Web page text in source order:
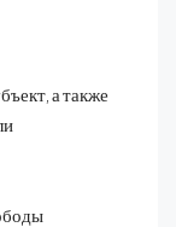
а также